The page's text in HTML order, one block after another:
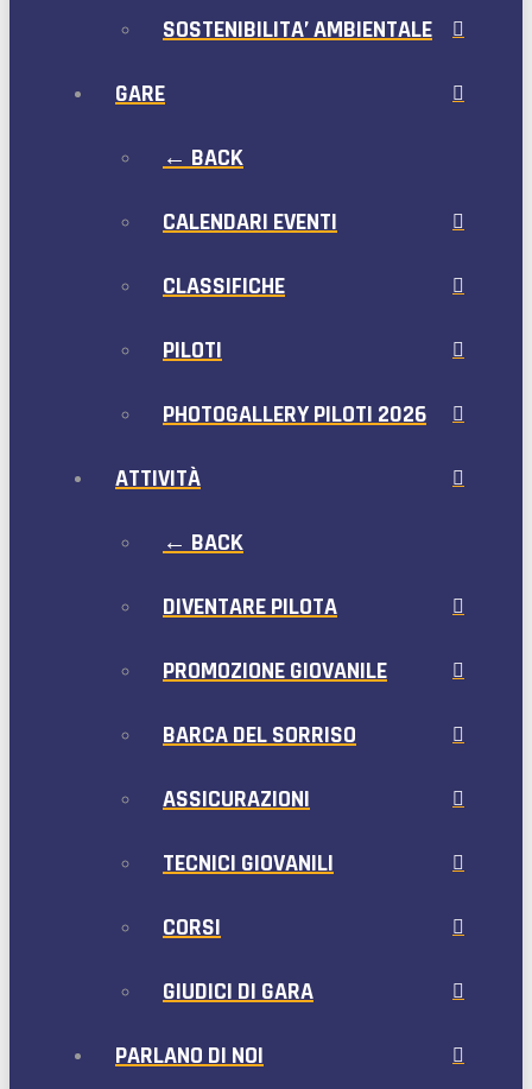
SOSTENIBILITA’ AMBIENTALE
GARE
← BACK
CALENDARI EVENTI
CLASSIFICHE
PILOTI
PHOTOGALLERY PILOTI 2026
ATTIVITÀ
← BACK
DIVENTARE PILOTA
PROMOZIONE GIOVANILE
BARCA DEL SORRISO
ASSICURAZIONI
TECNICI GIOVANILI
CORSI
GIUDICI DI GARA
PARLANO DI NOI